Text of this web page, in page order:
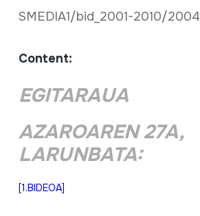
SMEDIA1/bid_2001-2010/2004
Content:
EGITARAUA
AZAROAREN 27A,
LARUNBATA:
[1.BIDEOA]